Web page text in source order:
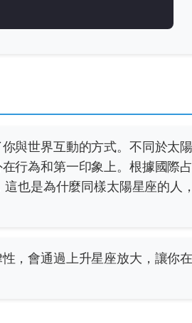
與世界互動的方式。不同於太
行為和第一印象上。根據國際
也是為什麼同樣太陽星座的人
，會通過上升星座放大，讓你